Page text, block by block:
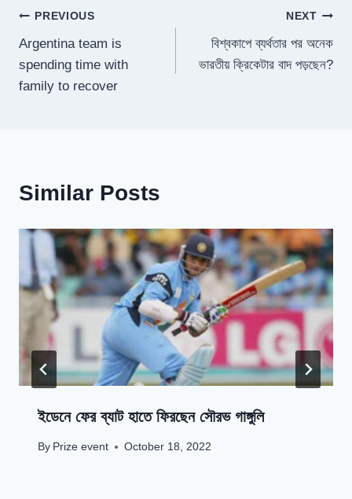
Post
navigation
PREVIOUS
Argentina team is
spending time with
family to recover
NEXT
বিশ্বকাপে ব্যর্থতার পর অনেক
ভারতীয় ক্রিকেটার বাদ পড়ছেন?
Similar Posts
ইডেনে ফের ব্যাট হাতে ফিরছেন সৌরভ গাঙ্গুলি
By Prize event October 18, 2022